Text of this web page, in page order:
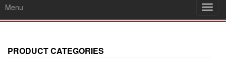
Menu
PRODUCT CATEGORIES